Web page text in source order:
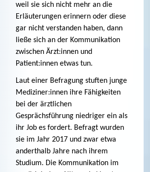
weil sie sich nicht mehr an die
Erläuterungen erinnern oder diese
gar nicht verstanden haben, dann
ließe sich an der Kommunikation
zwischen Ärzt:innen und
Patient:innen etwas tun.
Laut einer Befragung stuften junge
Mediziner:innen ihre Fähigkeiten
bei der ärztlichen
Gesprächsführung niedriger ein als
ihr Job es fordert. Befragt wurden
sie im Jahr 2017 und zwar etwa
anderthalb Jahre nach ihrem
Studium. Die Kommunikation im